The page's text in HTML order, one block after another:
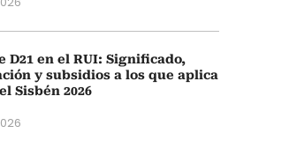
D21 en el RUI: Significado,
y subsidios a los que aplica
Sisbén 2026